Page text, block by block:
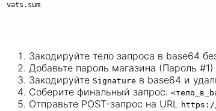
vats.sum
Закодируйте тело запроса в base64
Добавьте пароль магазина (Пароль
Закодируйте Signature в base64 и
Соберите финальный запрос:
Отправьте POST-запрос на URL https://